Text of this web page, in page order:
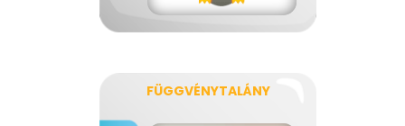
FÜGGVÉNYTALÁNY